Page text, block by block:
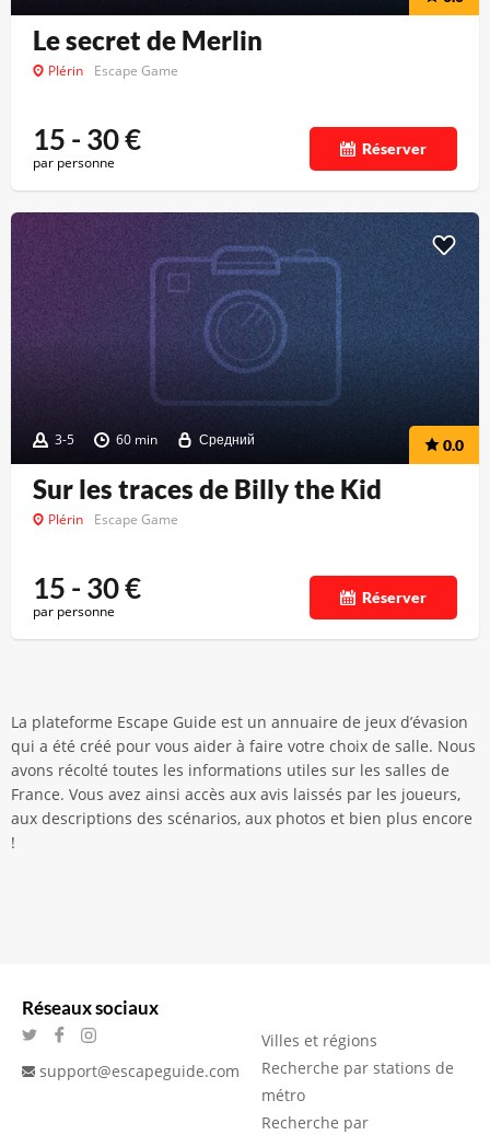
Le secret de Merlin
Plérin Escape Game
15 - 30€
par personne
Réserver
3-5 60 min Средний 0.0
Sur les traces de Billy the Kid
Plérin Escape Game
15 - 30€
par personne
Réserver
La plateforme Escape Guide est un annuaire de jeux d’évasion
qui a été créé pour vous aider à faire votre choix de salle. Nous
avons récolté toutes les informations utiles sur les salles de
France. Vous avez ainsi accès aux avis laissés par les joueurs,
aux descriptions des scénarios, aux photos et bien plus encore
!
Réseaux sociaux
support@escapeguide.com
Villes et régions
Recherche par stations de
métro
Recherche par